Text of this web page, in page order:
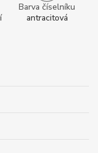
Barva číselníku
antracitová